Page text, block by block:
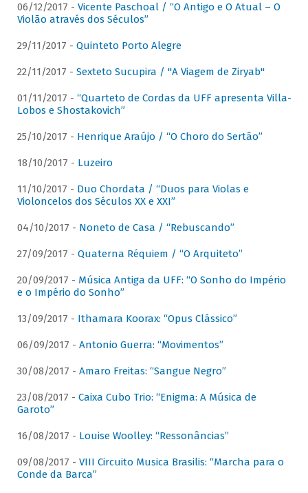
06/12/2017 - Vicente Paschoal / “O Antigo e O Atual – O
Violão através dos Séculos”
29/11/2017 - Quinteto Porto Alegre
22/11/2017 - Sexteto Sucupira / "A Viagem de Ziryab"
01/11/2017 - “Quarteto de Cordas da UFF apresenta Villa-
Lobos e Shostakovich”
25/10/2017 - Henrique Araújo / “O Choro do Sertão”
18/10/2017 - Luzeiro
11/10/2017 - Duo Chordata / “Duos para Violas e
Violoncelos dos Séculos XX e XXI”
04/10/2017 - Noneto de Casa / “Rebuscando”
27/09/2017 - Quaterna Réquiem / “O Arquiteto”
20/09/2017 - Música Antiga da UFF: “O Sonho do Império
e o Império do Sonho”
13/09/2017 - Ithamara Koorax: “Opus Clássico”
06/09/2017 - Antonio Guerra: “Movimentos”
30/08/2017 - Amaro Freitas: “Sangue Negro”
23/08/2017 - Caixa Cubo Trio: “Enigma: A Música de
Garoto”
16/08/2017 - Louise Woolley: “Ressonâncias”
09/08/2017 - VIII Circuito Musica Brasilis: “Marcha para o
Conde da Barca”